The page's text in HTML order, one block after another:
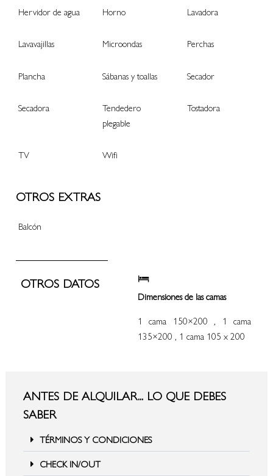
Hervidor de agua Horno Lavadora
Lavavajillas Microondas Perchas
Plancha Sábanas y toallas Secador
Secadora
Tendedero
plegable
Tostadora
TV Wifi
OTROS EXTRAS
Balcón
OTROS DATOS
Dimensiones de las camas
1 cama 150×200 , 1 cama
135×200 , 1 cama 105 x 200
ANTES DE ALQUILAR... LO QUE DEBES
SABER
TÉRMINOS Y CONDICIONES
CHECK IN/OUT